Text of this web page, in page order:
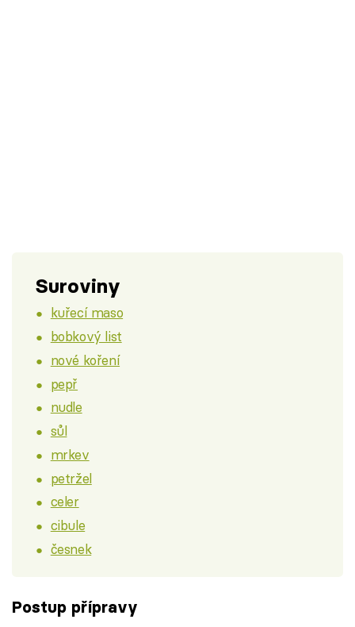
Suroviny
kuřecí maso
bobkový list
nové koření
pepř
nudle
sůl
mrkev
petržel
celer
cibule
česnek
Postup přípravy